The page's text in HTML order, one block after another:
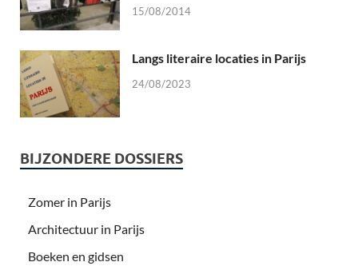
15/08/2014
Langs literaire locaties in Parijs
24/08/2023
BIJZONDERE DOSSIERS
Zomer in Parijs
Architectuur in Parijs
Boeken en gidsen